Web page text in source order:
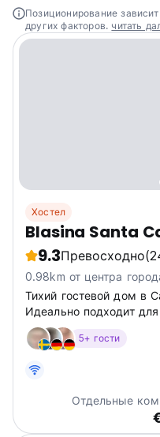
Позиционирование
других факторов. читать
Хостел
Blasina Santa
9.3Превосходно
0.98km от центра
Тихий гостевой дом в
Идеально подходит
поездок на природу.
красоту Панамы рядом
language)
5+ гости
Отдельные